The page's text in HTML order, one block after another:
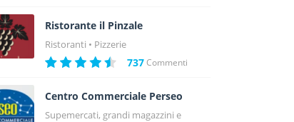
Ristorante il Pinzale
Ristoranti Pizzerie
737Commenti
Centro Commerciale Perseo
Supemercati, grandi magazzini e